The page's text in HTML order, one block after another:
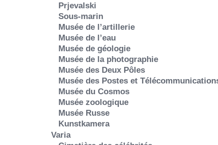
Prjevalski
Sous-marin
Musée de l’artillerie
Musée de l’eau
Musée de géologie
Musée de la photographie
Musée des Deux Pôles
Musée des Postes et
Musée du Cosmos
Musée zoologique
Musée Russe
Kunstkamera
Varia